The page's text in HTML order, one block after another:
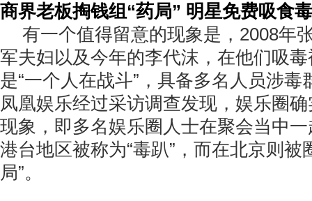
商界老板掏钱组“药局” 明星免费吸食
有一个值得留意的现象是，2008年
军夫妇以及今年的李代沫，在他们吸
是“一个人在战斗”，具备多名人员涉毒
凤凰娱乐经过采访调查发现，娱乐圈
现象，即多名娱乐圈人士在聚会当中
港台地区被称为“毒趴”，而在北京则被
局”。